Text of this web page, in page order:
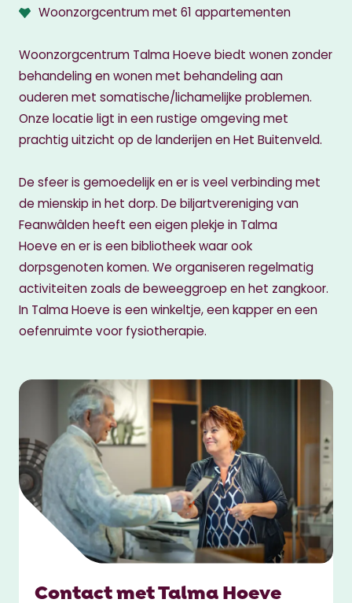
Woonzorgcentrum met 61 appartementen
Woonzorgcentrum Talma Hoeve biedt wonen zonder
behandeling en wonen met behandeling aan
ouderen met somatische/lichamelijke problemen.
Onze locatie ligt in een rustige omgeving met
prachtig uitzicht op de landerijen en Het Buitenveld.
De sfeer is gemoedelijk en er is veel verbinding met
de mienskip in het dorp. De biljartvereniging van
Feanwâlden heeft een eigen plekje in Talma
Hoeve en er is een bibliotheek waar ook
dorpsgenoten komen. We organiseren regelmatig
activiteiten zoals de beweeggroep en het zangkoor.
In Talma Hoeve is een winkeltje, een kapper en een
oefenruimte voor fysiotherapie.
Contact met Talma Hoeve